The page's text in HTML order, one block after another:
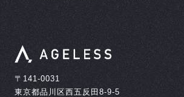
〒141-0031
東京都品川区西五反田8-9-5